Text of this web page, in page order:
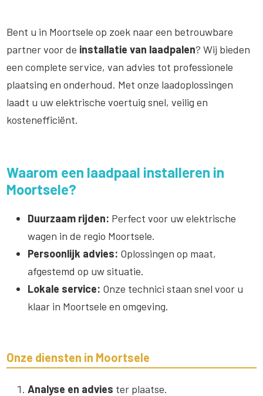
Bent u in Moortsele op zoek naar een betrouwbare
partner voor de installatie van laadpalen? Wij bieden
een complete service, van advies tot professionele
plaatsing en onderhoud. Met onze laadoplossingen
laadt u uw elektrische voertuig snel, veilig en
kostenefficiënt.
Waarom een laadpaal installeren in
Moortsele?
Duurzaam rijden: Perfect voor uw elektrische
wagen in de regio Moortsele.
Persoonlijk advies: Oplossingen op maat,
afgestemd op uw situatie.
Lokale service: Onze technici staan snel voor u
klaar in Moortsele en omgeving.
Onze diensten in Moortsele
Analyse en advies ter plaatse.